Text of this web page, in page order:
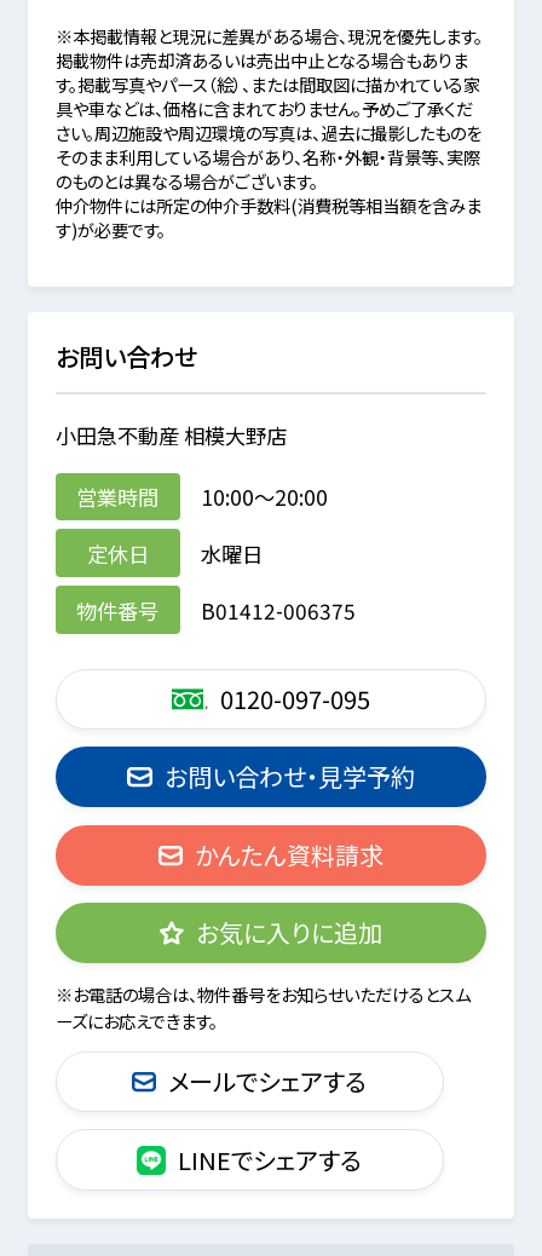
※本掲載情報と現況に差異がある場合、現況を優先します。
掲載物件は売却済あるいは売出中止となる場合もありま
す。掲載写真やパース（絵）、または間取図に描かれている家
具や車などは、価格に含まれておりません。予めご了承くだ
さい。周辺施設や周辺環境の写真は、過去に撮影したものを
そのまま利用している場合があり、名称・外観・背景等、実際
のものとは異なる場合がございます。
仲介物件には所定の仲介手数料(消費税等相当額を含みま
す)が必要です。
お問い合わせ
小田急不動産 相模大野店
営業時間
10:00～20:00
定休日
水曜日
物件番号
B01412-006375
0120-097-095
お問い合わせ・見学予約
かんたん資料請求
お気に入りに追加
※お電話の場合は、物件番号をお知らせいただけるとスム
ーズにお応えできます。
メールでシェアする
LINEでシェアする